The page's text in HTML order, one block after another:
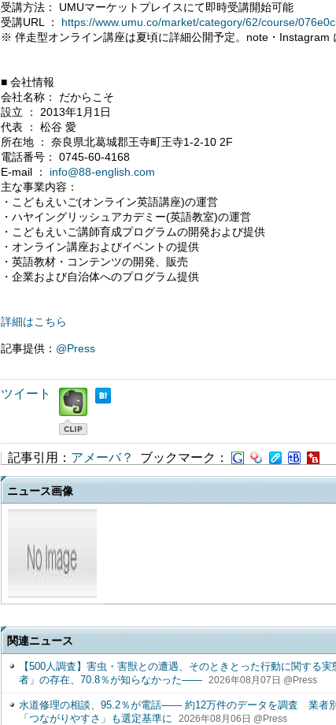
受講方法： UMUマーケットプレイスにて即時受講開始可能
受講URL ： https://www.umu.co/market/category/62/course/
※ 伴走型オンライン講座は夏頃に詳細公開予定。note・Instagram
■ 会社情報
会社名称： だからこそ
設立 ： 2013年1月1日
代表 ： 松谷 愛
所在地 ： 奈良県北葛城郡王寺町王寺1-2-10 2F
電話番号： 0745-60-4168
E-mail ： info@88-english.com
主な事業内容：
・こどもえいご(オンライン英語講座)の運営
・ハヤイングリッシュアカデミー(英語教室)の運営
・こどもえいご講師育成プログラムの開発および提供
・オンライン講座およびイベントの提供
・英語教材・コンテンツの開発、販売
・企業および自治体へのプログラム提供
詳細はこちら
記事提供： @Press
ツイート
記事引用： アメーバ？ ブックマーク：
ニュース画像
関連ニュース
【500人調査】害虫・害獣との遭遇、そのときとった行動に関す
者」の存在、70.8％が知らなかった――
2026年08月07日 @Press
水道修理の相談、95.2％が電話―― 約12万件のデータを調査 業者別
「つながりやすさ」も選定基準に
2026年08月06日 @Press